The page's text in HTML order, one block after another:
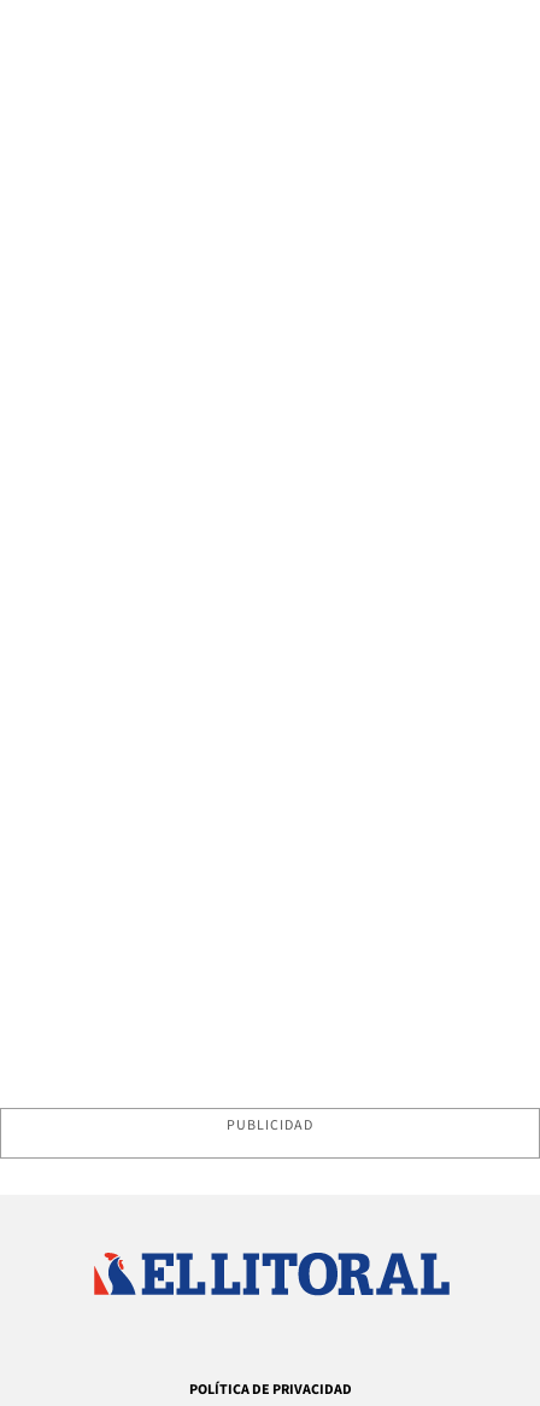
PUBLICIDAD
POLÍTICA DE PRIVACIDAD